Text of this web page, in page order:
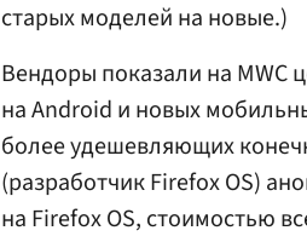
старых моделей на новые.)
Вендоры показали на
на Android и новых
более удешевляющих
(разработчик Firefox OS)
на Firefox OS, стоимостью